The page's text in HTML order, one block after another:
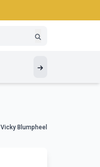
Vicky Blumpheel